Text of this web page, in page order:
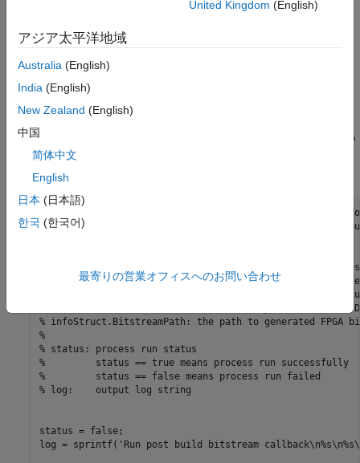
コールバック関数を定義するには、MATLAB
関数を定義するフ
数には任意の名前を使用できます。この例では、関数の名前は
フォルダー+my_reference_design
このコールバック関数で、HDL Coder™ でビルド プロセスを実
ます。次のコード例は、コールバック関数の作成方法を示してい
ます。この関数は、タスク実行後のステータスとボードおよびリ
ファレンス設計の情報を表示します。
% Reference design callback run at the end of the task
% infoStruct.ReferenceDesignObject: current reference
% infoStruct.BoardObject: current board registration
% infoStruct.ParameterStruct: custom parameters of
% infoStruct.HDLModelDutPath: the block path to the HDL
% infoStruct.BitstreamPath: the path to generated FPGA
%
% status: process run status
%         status == true means process run successfully
%         status == false means process run failed
% log:    output log string
status = false;
log = sprintf( 'Run post build bitstream
United Kingdom (English)
アジア太平洋地域
Australia (English)
India (English)
New Zealand (English)
中国
简体中文
English
日本 (日本語)
한국 (한국어)
最寄りの営業オフィスへのお問い合わせ